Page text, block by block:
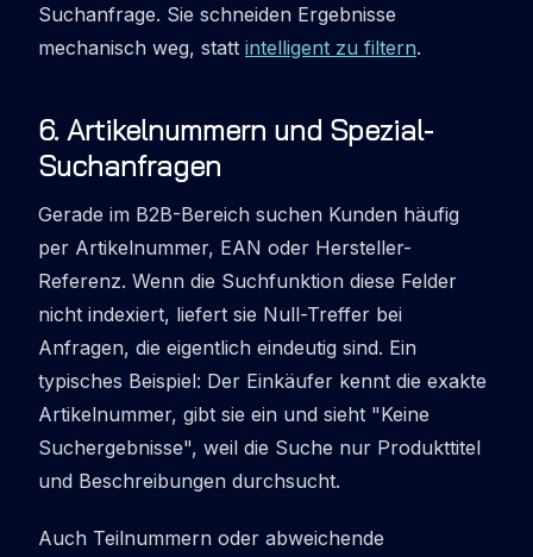
Suchanfrage. Sie schneiden Ergebnisse
mechanisch weg, statt intelligent zu filtern.
6. Artikelnummern und Spezial-
Suchanfragen
Gerade im B2B-Bereich suchen Kunden häufig
per Artikelnummer, EAN oder Hersteller-
Referenz. Wenn die Suchfunktion diese Felder
nicht indexiert, liefert sie Null-Treffer bei
Anfragen, die eigentlich eindeutig sind. Ein
typisches Beispiel: Der Einkäufer kennt die exakte
Artikelnummer, gibt sie ein und sieht "Keine
Suchergebnisse", weil die Suche nur Produkttitel
und Beschreibungen durchsucht.
Auch Teilnummern oder abweichende